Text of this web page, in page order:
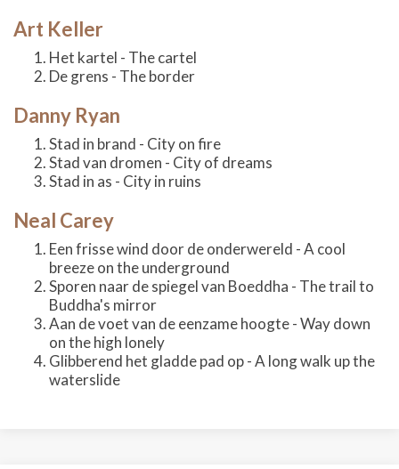
Art Keller
Het kartel - The cartel
De grens - The border
Danny Ryan
Stad in brand - City on fire
Stad van dromen - City of dreams
Stad in as - City in ruins
Neal Carey
Een frisse wind door de onderwereld - A cool
breeze on the underground
Sporen naar de spiegel van Boeddha - The trail to
Buddha's mirror
Aan de voet van de eenzame hoogte - Way down
on the high lonely
Glibberend het gladde pad op - A long walk up the
waterslide